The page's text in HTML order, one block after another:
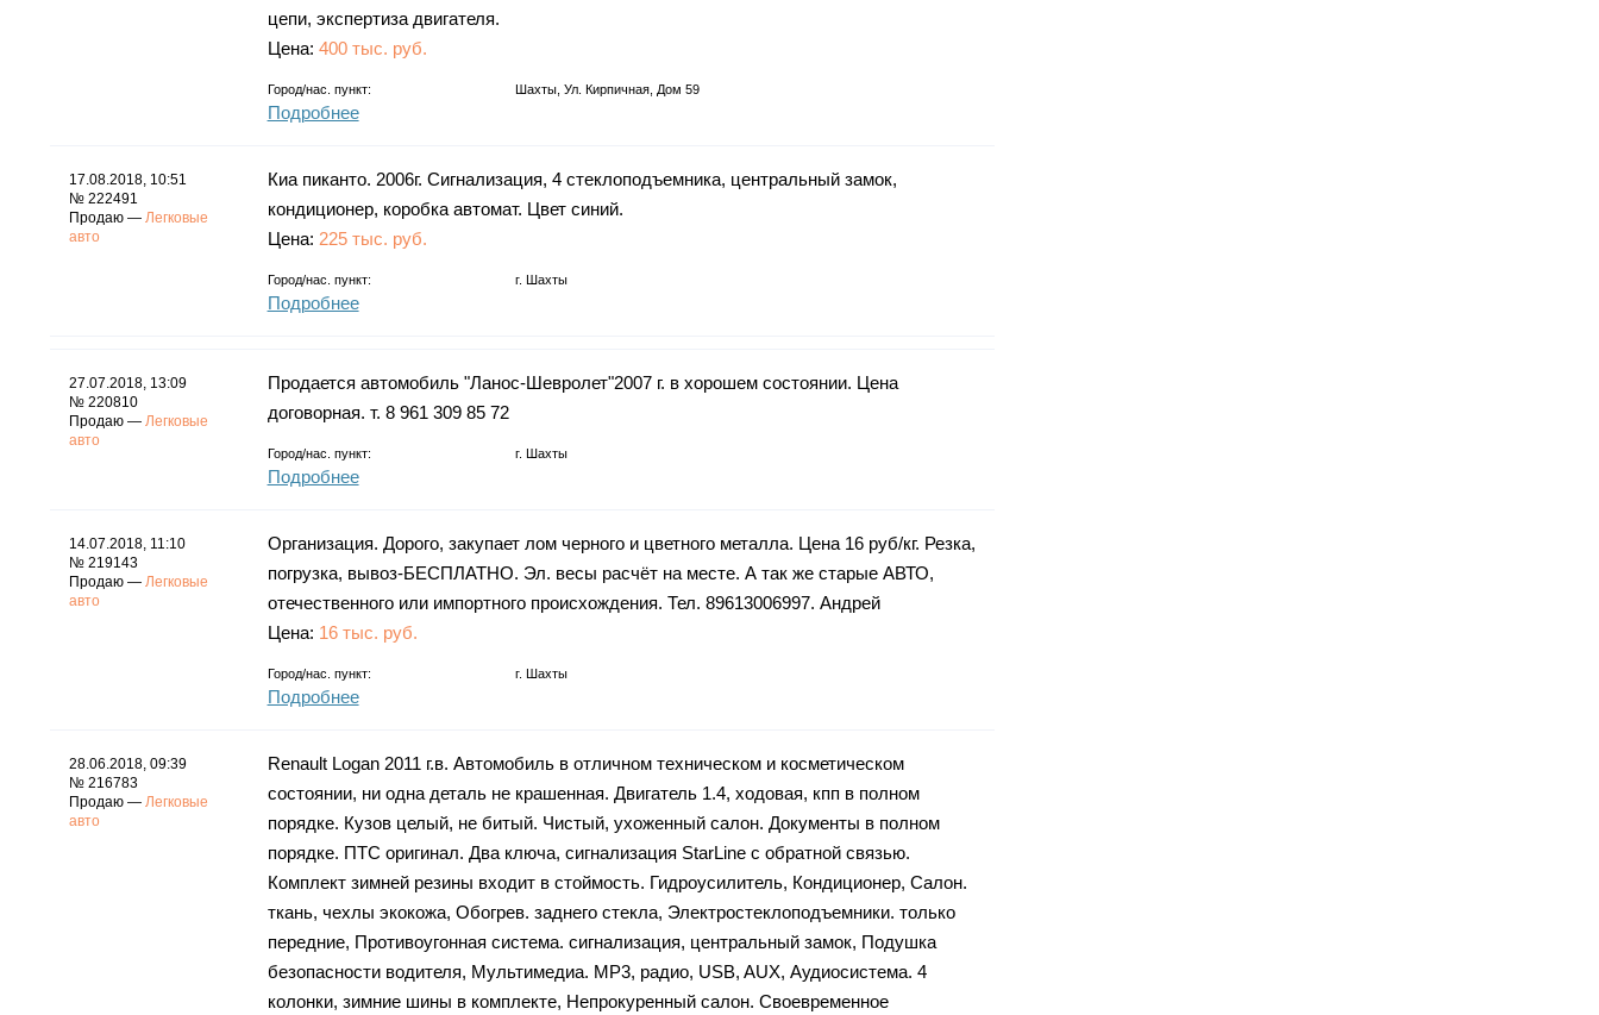
цепи, экспертиза двигателя.
Цена: 400 тыс. руб.
Город/нас. пункт: Шахты, Ул. Кирпичная, Дом 59
Подробнее
17.08.2018, 10:51
№ 222491
Продаю — Легковые
авто
Киа пиканто. 2006г. Сигнализация, 4 стеклоподъемника, центральный замок,
кондиционер, коробка автомат. Цвет синий.
Цена: 225 тыс. руб.
Город/нас. пункт: г. Шахты
Подробнее
27.07.2018, 13:09
№ 220810
Продаю — Легковые
авто
Продается автомобиль "Ланос-Шевролет"2007 г. в хорошем состоянии. Цена
договорная. т. 8 961 309 85 72
Город/нас. пункт: г. Шахты
Подробнее
14.07.2018, 11:10
№ 219143
Продаю — Легковые
авто
Организация. Дорого, закупает лом черного и цветного металла. Цена 16 руб/кг. Резка,
погрузка, вывоз-БЕСПЛАТНО. Эл. весы расчёт на месте. А так же старые АВТО,
отечественного или импортного происхождения. Тел. 89613006997. Андрей
Цена: 16 тыс. руб.
Город/нас. пункт: г. Шахты
Подробнее
28.06.2018, 09:39
№ 216783
Продаю — Легковые
авто
Renault Logan 2011 г.в. Автомобиль в отличном техническом и косметическом
состоянии, ни одна деталь не крашенная. Двигатель 1.4, ходовая, кпп в полном
порядке. Кузов целый, не битый. Чистый, ухоженный салон. Документы в полном
порядке. ПТС оригинал. Два ключа, сигнализация StarLine с обратной связью.
Комплект зимней резины входит в стоймость. Гидроусилитель, Кондиционер, Салон.
ткань, чехлы экокожа, Обогрев. заднего стекла, Электростеклоподъемники. только
передние, Противоугонная система. сигнализация, центральный замок, Подушка
безопасности водителя, Мультимедиа. MP3, радио, USB, AUX, Аудиосистема. 4
колонки, зимние шины в комплекте, Непрокуренный салон. Своевременное